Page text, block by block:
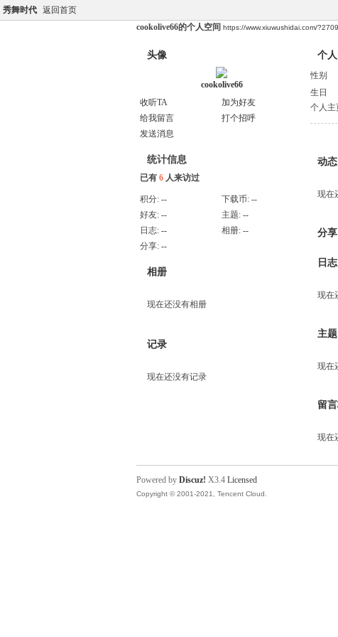
秀舞时代 返回首页
cookolive66的个人空间 https://www.xiuwushidai.com/
头像
cookolive66
收听TA
加为好友
给我留言
打个招呼
发送消息
统计信息
已有 6 人来访过
积分: -- 下载币: --
好友: -- 主题: --
日志: -- 相册: --
分享: --
相册
现在还没有相册
记录
现在还没有记录
个
性别
生日
个人主
动态
现在
分享
日志
现在
主题
现在
留
现在
Powered by Discuz! X3.4 Licensed
Copyright © 2001-2021, Tencent Cloud.